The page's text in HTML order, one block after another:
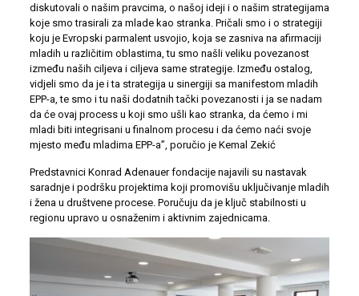
diskutovali o našim pravcima, o našoj ideji i o našim strategijama
koje smo trasirali za mlade kao stranka. Pričali smo i o strategiji
koju je Evropski parmalent usvojio, koja se zasniva na afirmaciji
mladih u različitim oblastima, tu smo našli veliku povezanost
između naših ciljeva i ciljeva same strategije. Između ostalog,
vidjeli smo da je i ta strategija u sinergiji sa manifestom mladih
EPP-a, te smo i tu naši dodatnih tački povezanosti i ja se nadam
da će ovaj process u koji smo ušli kao stranka, da ćemo i mi
mladi biti integrisani u finalnom procesu i da ćemo naći svoje
mjesto među mladima EPP-a”, poručio je Kemal Zekić
Predstavnici Konrad Adenauer fondacije najavili su nastavak
saradnje i podršku projektima koji promovišu uključivanje mladih
i žena u društvene procese. Poručuju da je ključ stabilnosti u
regionu upravo u osnaženim i aktivnim zajednicama.